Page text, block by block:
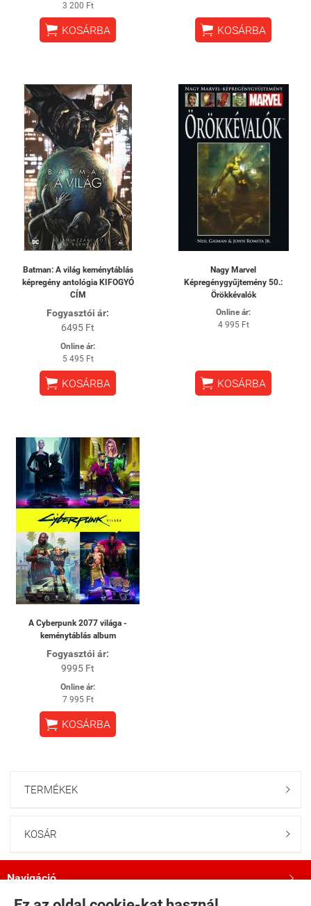
3 200 Ft
 KOSÁRBA  KOSÁRBA
Batman: A világ keménytáblás
képregény antológia KIFOGYÓ
CÍM
Fogyasztói ár:
6495 Ft
Online ár:
5 495 Ft
 KOSÁRBA
Nagy Marvel
Képregénygyűjtemény 50.:
Örökkévalók
Online ár:
4 995 Ft
 KOSÁRBA
A Cyberpunk 2077 világa -
keménytáblás album
Fogyasztói ár:
9995 Ft
Online ár:
7 995 Ft
 KOSÁRBA
TERMÉKEK 
KOSÁR 
Navigáció 